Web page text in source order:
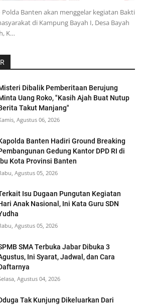
Polda Banten akan menggelar kegiatan Bakti
di Kampung Bayah I, Desa Bayah
K…
Dibalik Pemberitaan Berujung
Uang Roko, "Kasih Ajah Buat Nutup
Takut Manjang"
Agustus 06, 2026
Banten Hadiri Ground Breaking
Gedung Kantor DPD RI di
Kota Provinsi Banten
Agustus 05, 2026
Isu Dugaan Pungutan Kegiatan
Anak Nasional, Ini Kata Guru SDN
Agustus 05, 2026
SMA Terbuka Jabar Dibuka 3
Ini Syarat, Jadwal, dan Cara
Agustus 04, 2026
Tak Kunjung Dikeluarkan Dari